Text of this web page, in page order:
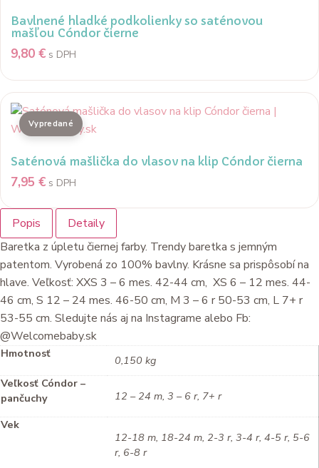
Možnosti
môžete
vybrať
na
stránke
produktu.
Bavlnené hladké podkolienky so saténovou
mašľou Cóndor čierne
9,80 € s DPH
Tento
produkt
má
viacero
Možnosti
si
vybrať
na
produktu.
Saténová mašlička do vlasov na klip Cóndor čierna
7,95 € s DPH
Popis
Detaily
Baretka z úpletu čiernej farby. Trendy baretka s jemným
patentom. Vyrobená zo 100% bavlny. Krásne sa prispôsobí na
hlave. Veľkosť: XXS 3 – 6 mes. 42-44 cm, XS 6 – 12 mes. 44-
46 cm, S 12 – 24 mes. 46-50 cm, M 3 – 6 r 50-53 cm, L 7+ r
53-55 cm. Sledujte nás aj na Instagrame alebo Fb:
@Welcomebaby.sk
Hmotnosť
0,150 kg
Veľkosť Cóndor –
pančuchy
12 – 24 m, 3 – 6 r, 7+ r
Vek
12-18 m, 18-24 m, 2-3 r, 3-4 r, 4-5 r, 5-6
r, 6-8 r